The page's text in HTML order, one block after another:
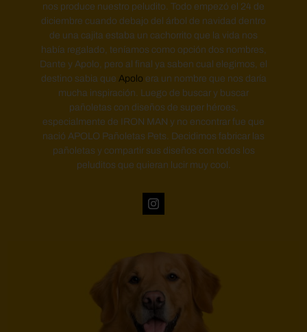
nos produce nuestro peludito. Todo empezó el 24 de
diciembre cuando debajo del árbol de navidad dentro
de una cajita estaba un cachorrito que la vida nos
había regalado, teníamos como opción dos nombres,
Dante y Apolo, pero al final ya saben cual elegimos, el
destino sabia que Apolo era un nombre que nos daría
mucha inspiración. Luego de buscar y buscar
pañoletas con diseños de super héroes,
especialmente de IRON MAN y no encontrar fue que
nació APOLO Pañoletas Pets. Decidimos fabricar las
pañoletas y compartir sus diseños con todos los
peluditos que quieran lucir muy cool.